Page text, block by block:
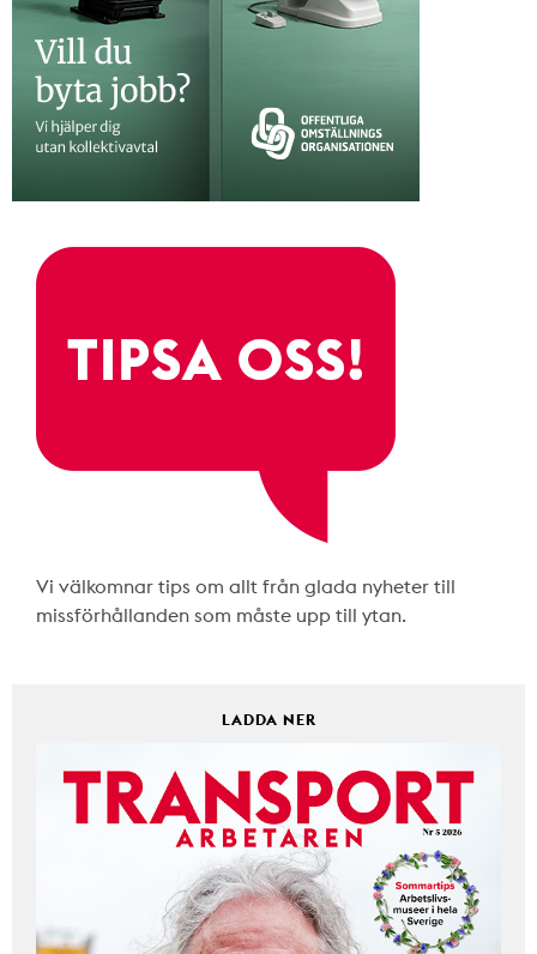
Vi välkomnar tips om allt från glada nyheter till
missförhållanden som måste upp till ytan.
LADDA NER